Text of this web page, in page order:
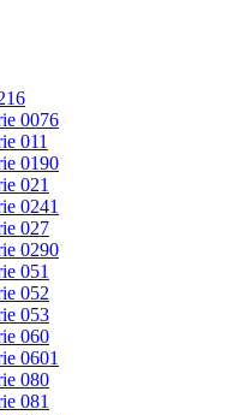
0076
011
0190
021
0241
027
0290
051
052
053
060
0601
080
081